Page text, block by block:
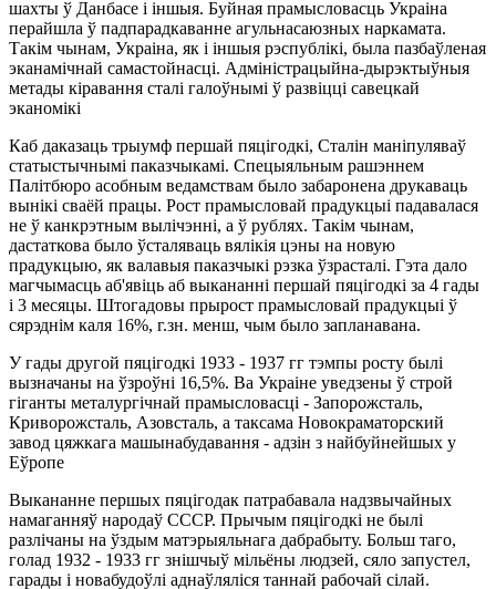
шахты ў Данбасе і іншыя. Буйная прамысловасць Украіна
перайшла ў падпарадкаванне агульнасаюзных наркамата.
Такім чынам, Украіна, як і іншыя рэспублікі, была пазбаўленая
эканамічнай самастойнасці. Адміністрацыйна-дырэктыўныя
метады кіравання сталі галоўнымі ў развіцці савецкай
эканомікі
Каб даказаць трыумф першай пяцігодкі, Сталін маніпуляваў
статыстычнымі паказчыкамі. Спецыяльным рашэннем
Палітбюро асобным ведамствам было забаронена друкаваць
вынікі сваёй працы. Рост прамысловай прадукцыі падавалася
не ў канкрэтным вылічэнні, а ў рублях. Такім чынам,
дастаткова было ўсталяваць вялікія цэны на новую
прадукцыю, як валавыя паказчыкі рэзка ўзрасталі. Гэта дало
магчымасць аб'явіць аб выкананні першай пяцігодкі за 4 гады
і 3 месяцы. Штогадовы прырост прамысловай прадукцыі ў
сярэднім каля 16%, г.зн. менш, чым было запланавана.
У гады другой пяцігодкі 1933 - 1937 гг тэмпы росту былі
вызначаны на ўзроўні 16,5%. Ва Украіне уведзены ў строй
гіганты металургічнай прамысловасці - Запорожсталь,
Криворожсталь, Азовсталь, а таксама Новокраматорский
завод цяжкага машынабудавання - адзін з найбуйнейшых у
Еўропе
Выкананне першых пяцігодак патрабавала надзвычайных
намаганняў народаў СССР. Прычым пяцігодкі не былі
разлічаны на ўздым матэрыяльнага дабрабыту. Больш таго,
голад 1932 - 1933 гг знішчыў мільёны людзей, сяло запустел,
гарады і новабудоўлі аднаўляліся таннай рабочай сілай.